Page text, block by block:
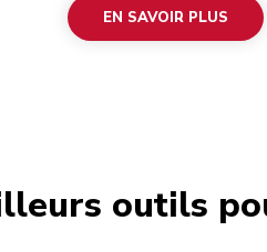
EN SAVOIR PLUS
outils